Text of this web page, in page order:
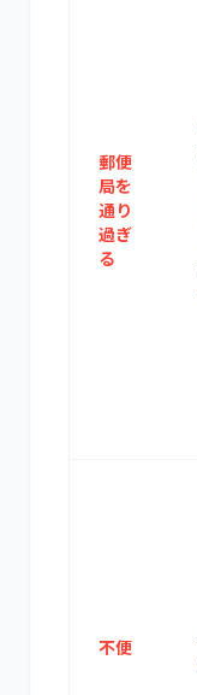
郵便
局を
通り
過ぎ
る
不便